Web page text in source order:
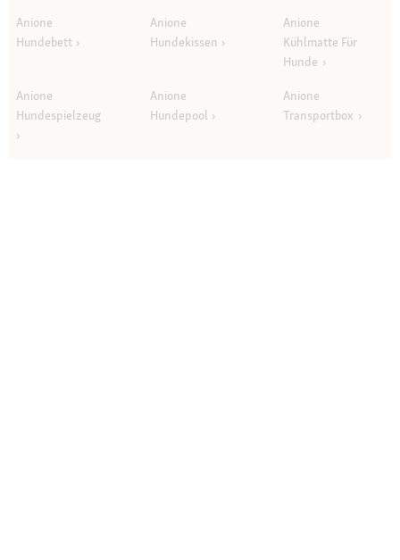
Anione
Hundebett
Anione
Hundekissen
Anione
Kühlmatte Für
Hunde
Anione
Hundespielzeug
Anione
Hundepool
Anione
Transportbox